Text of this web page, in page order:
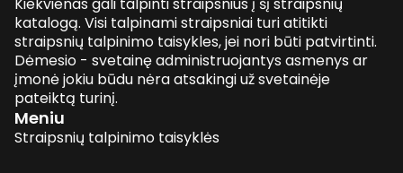
katalogą. Visi talpinami straipsniai turi atitikti
straipsnių talpinimo taisykles, jei nori būti patvirtinti.
Dėmesio - svetainę administruojantys asmenys ar
įmonė jokiu būdu nėra atsakingi už svetainėje
pateiktą turinį.
Meniu
Straipsnių talpinimo taisyklės